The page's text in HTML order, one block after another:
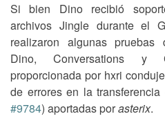
Si bien Dino recibió
archivos Jingle durante el
realizaron algunas pruebas
Dino, Conversations y
proporcionada por hxri
de errores en la
#9784) aportadas porasterix.